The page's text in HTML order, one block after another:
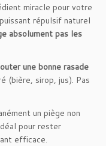
miracle pour votre
répulsif naturel
absolument pas les
une bonne rasade
(bière, sirop, jus). Pas
un piège non
pour rester
efficace.